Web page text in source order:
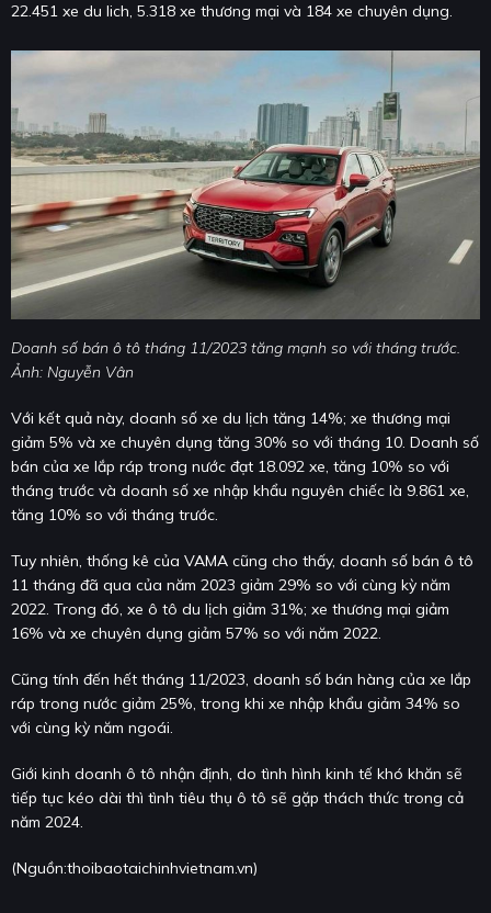
22.451 xe du lich, 5.318 xe thương mại và 184 xe chuyên dụng.
Doanh số bán ô tô tháng 11/2023 tăng mạnh so với tháng trước.
Ảnh: Nguyễn Vân
Với kết quả này, doanh số xe du lịch tăng 14%; xe thương mại
giảm 5% và xe chuyên dụng tăng 30% so với tháng 10. Doanh số
bán của xe lắp ráp trong nước đạt 18.092 xe, tăng 10% so với
tháng trước và doanh số xe nhập khẩu nguyên chiếc là 9.861 xe,
tăng 10% so với tháng trước.
Tuy nhiên, thống kê của VAMA cũng cho thấy, doanh số bán ô tô
11 tháng đã qua của năm 2023 giảm 29% so với cùng kỳ năm
2022. Trong đó, xe ô tô du lịch giảm 31%; xe thương mại giảm
16% và xe chuyên dụng giảm 57% so với năm 2022.
Cũng tính đến hết tháng 11/2023, doanh số bán hàng của xe lắp
ráp trong nước giảm 25%, trong khi xe nhập khẩu giảm 34% so
với cùng kỳ năm ngoái.
Giới kinh doanh ô tô nhận định, do tình hình kinh tế khó khăn sẽ
tiếp tục kéo dài thì tình tiêu thụ ô tô sẽ gặp thách thức trong cả
năm 2024.
(Nguồn:thoibaotaichinhvietnam.vn)